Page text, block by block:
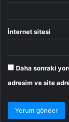
İnternet sitesi
Daha sonraki
adresim ve site